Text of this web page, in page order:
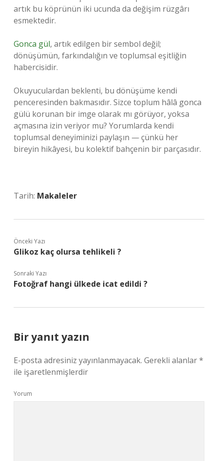
artık bu köprünün iki ucunda da değişim rüzgârı
esmektedir.
Gonca gül, artık edilgen bir sembol değil;
dönüşümün, farkındalığın ve toplumsal eşitliğin
habercisidir.
Okuyuculardan beklenti, bu dönüşüme kendi
penceresinden bakmasıdır. Sizce toplum hâlâ gonca
gülü korunan bir imge olarak mı görüyor, yoksa
açmasına izin veriyor mu? Yorumlarda kendi
toplumsal deneyiminizi paylaşın — çünkü her
bireyin hikâyesi, bu kolektif bahçenin bir parçasıdır.
Tarih: Makaleler
Önceki Yazı
Glikoz kaç olursa tehlikeli ?
Sonraki Yazı
Fotoğraf hangi ülkede icat edildi ?
Bir yanıt yazın
E-posta adresiniz yayınlanmayacak. Gerekli alanlar*
ile işaretlenmişlerdir
Yorum